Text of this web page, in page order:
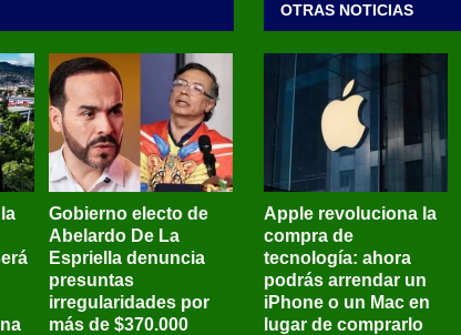
Gobierno electo de
Abelardo De La
Espriella denuncia
presuntas
irregularidades por
más de $370.000
OTRAS NOTICIAS
Apple revoluciona la
compra de
tecnología: ahora
podrás arrendar un
iPhone o un Mac en
lugar de comprarlo